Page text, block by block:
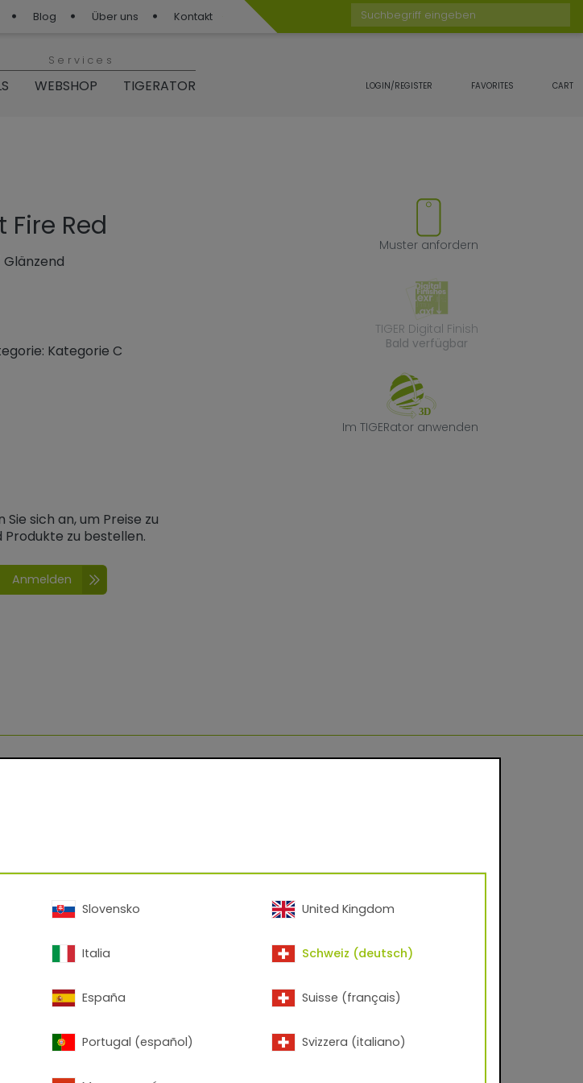
Blog Über uns Kontakt
Suchbegriff eingeben
Services
WEBSHOP TIGERATOR LOGIN/REGISTER FAVORITES CART
Produkt zu Favoriten hinzufügen oder
Red
Glänzend
Kategorie C
Muster anfordern
TIGER Digital Finish
Bald verfügbar
Im TIGERator anwenden
sich an, um Preise zu
Produkte zu bestellen.
Anmelden
Metallic-Glatt/Glänzend
Slovensko
Italia
España
Portugal (español)
United Kingdom
Schweiz (deutsch)
Suisse (français)
Svizzera (italiano)